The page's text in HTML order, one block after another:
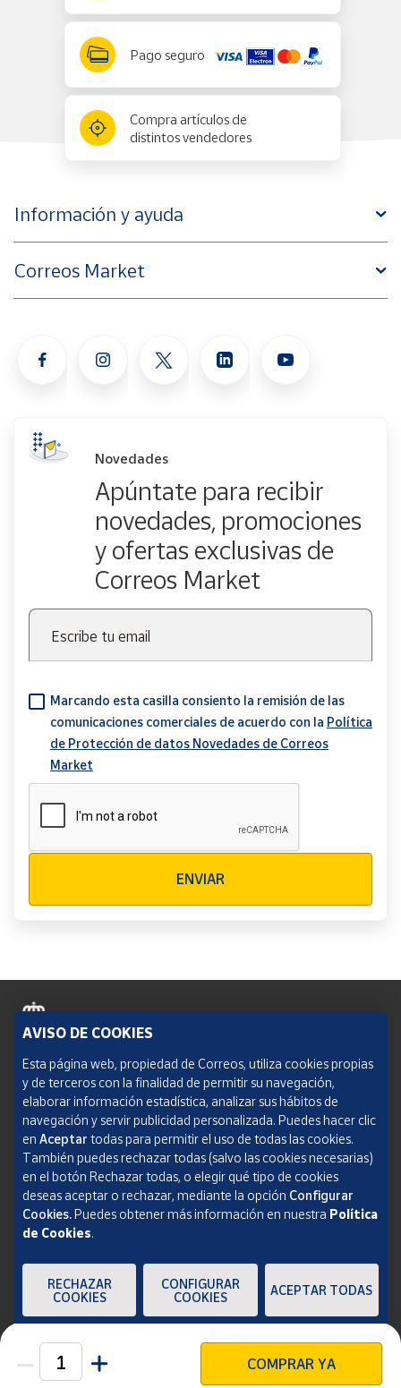
Unidades COMPRAR YA
Pago seguro
Compra artículos de
distintos vendedores
Información y ayuda
Correos Market
Novedades
Apúntate para recibir
novedades, promociones
y ofertas exclusivas de
Correos Market
Escribe tu email
Marcando esta casilla consiento la remisión de las
comunicaciones comerciales de acuerdo con la Política
de Protección de datos Novedades de Correos
Market
ENVIAR
Política de cookies
Aviso legal
Condiciones del servicio
Política de Privacidad Web
Informe de transparencia
SOCIEDAD ESTATAL CORREOS Y TELÉGRAFOS, S.A., S.M.E. Todos los derechos
AVISO DE COOKIES
Esta página web, propiedad de Correos, utiliza cookies propias
y de terceros con la finalidad de permitir su navegación,
elaborar información estadística, analizar sus hábitos de
navegación y servir publicidad personalizada. Puedes hacer clic
en Aceptar todas para permitir el uso de todas las cookies.
También puedes rechazar todas (salvo las cookies necesarias)
en el botón Rechazar todas, o elegir qué tipo de cookies
deseas aceptar o rechazar, mediante la opción Configurar
Cookies.Puedes obtener más información en nuestra Política
de Cookies.
RECHAZAR
COOKIES
CONFIGURAR
COOKIES
ACEPTAR TODAS